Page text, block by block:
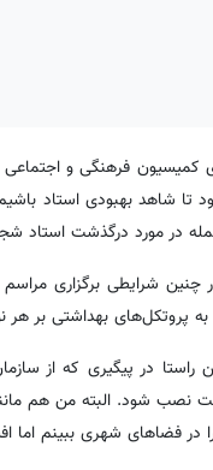
فرهنگی و اجتماعی
شاهد بهبودی استاد باشیم
در مورد درگذشت استاد
چنین شرایطی برگزاری
پروتکل‌های بهداشتی بر هر
راستا در پیگیری که از
نصب شود. البته من هم
را در فضاهای شهری ببینم